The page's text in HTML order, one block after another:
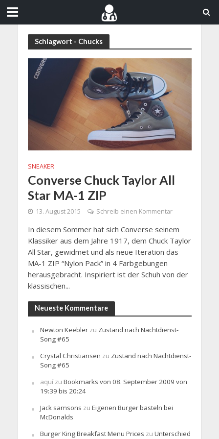
Schlagwort - Chucks
SNEAKER
Converse Chuck Taylor All
Star MA-1 ZIP
13. August 2015 Schreib einen Kommentar
In diesem Sommer hat sich Converse seinem
Klassiker aus dem Jahre 1917, dem Chuck Taylor
All Star, gewidmet und als neue Iteration das
MA-1 ZIP “Nylon Pack” in 4 Farbgebungen
herausgebracht. Inspiriert ist der Schuh von der
klassischen...
Neueste Kommentare
Newton Keeblerzu Zustand nach Nachtdienst-
Song #65
Crystal Christiansen zu Zustand nach Nachtdienst-
Song #65
aquízu Bookmarks von 08. September 2009 von
19:39 bis 20:24
Jack samsons zu Eigenen Burger basteln bei
McDonalds
Burger King Breakfast Menu Prices zu Unterschied